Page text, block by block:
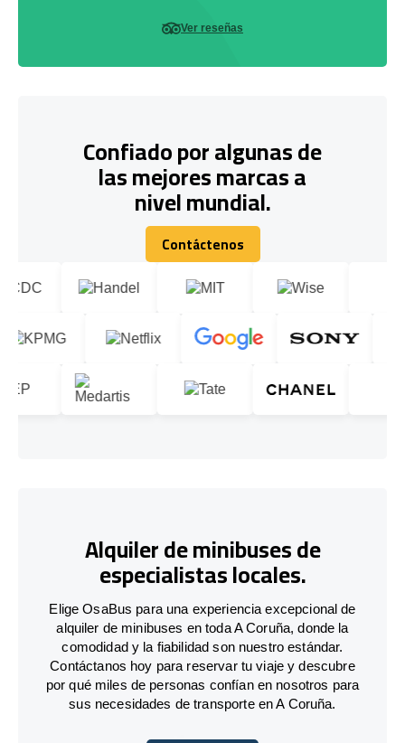
Ver reseñas
Confiado por algunas de
las mejores marcas a
nivel mundial.
Contáctenos
Contáctenos
Alquiler de minibuses de
especialistas locales.
Elige OsaBus para una experiencia excepcional de
alquiler de minibuses en toda A Coruña, donde la
comodidad y la fiabilidad son nuestro estándar.
Contáctanos hoy para reservar tu viaje y descubre
por qué miles de personas confían en nosotros para
sus necesidades de transporte en A Coruña.